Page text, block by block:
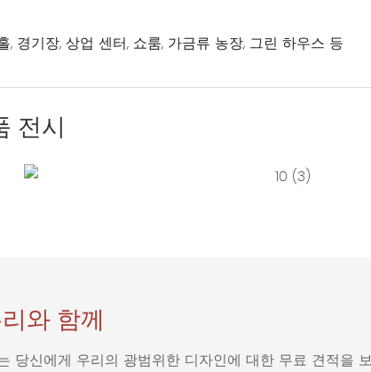
, 경기장, 상업 센터, 쇼룸, 가금류 농장, 그린 하우스 등
전시
와 함께
당신에게 우리의 광범위한 디자인에 대한 무료 견적을